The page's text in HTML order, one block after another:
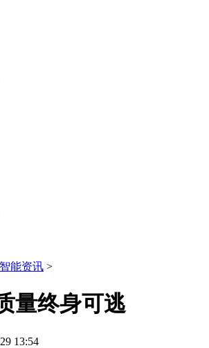
能资讯 >
量终身可逃
13:54